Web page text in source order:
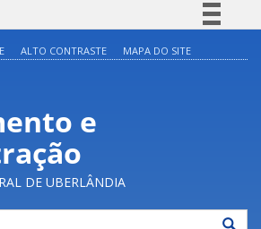
Acesso à informação
ALTO CONTRASTE MAPA DO SITE
e
DE UBERLÂNDIA